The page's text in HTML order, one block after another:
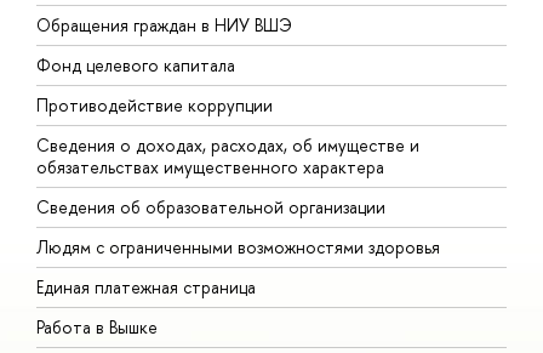
Обращения граждан в НИУ ВШЭ
Фонд целевого капитала
Противодействие коррупции
Сведения о доходах, расходах, об имуществе и
обязательствах имущественного характера
Сведения об образовательной организации
Людям с ограниченными возможностями здоровья
Единая платежная страница
Работа в Вышке